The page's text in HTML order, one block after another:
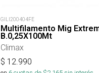
GILI200404FE
Multifilamento Mig
B.0,25X100Mt
Climax
$ 12.990